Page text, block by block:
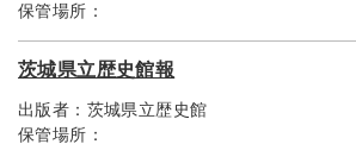
保管場所：
茨城県立歴史館報
出版者： 茨城県立歴史館
保管場所：